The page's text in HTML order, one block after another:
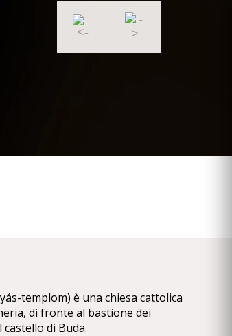
templom) è una chiesa cattolica
di fronte al bastione dei
di Buda.